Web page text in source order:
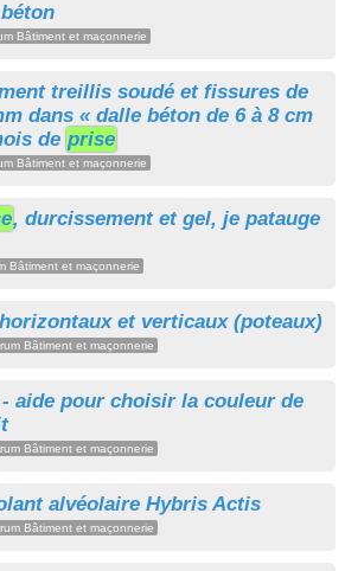
Bâtiment et maçonnerie
treillis soudé et fissures de
dans « dalle béton de 6 à 8 cm
de prise
Bâtiment et maçonnerie
, durcissement et gel, je patauge
Bâtiment et maçonnerie
et verticaux (poteaux)
Bâtiment et maçonnerie
aide pour choisir la couleur de
Bâtiment et maçonnerie
alvéolaire Hybris Actis
Bâtiment et maçonnerie